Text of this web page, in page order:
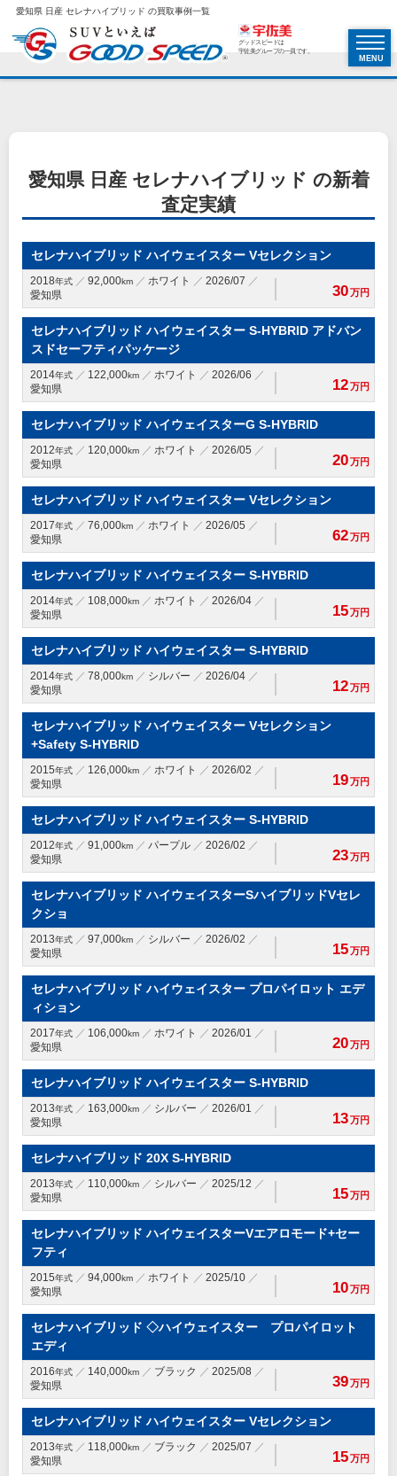
愛知県 日産 セレナハイブリッド の買取事例一覧
グッドスピードは
宇佐美グループの一員です。
MENU
愛知県 日産 セレナハイブリッド の新着
査定実績
セレナハイブリッド ハイウェイスター Vセレクション
2018年式 92,000km ホワイト
2026/07
愛知県
30万円
セレナハイブリッド ハイウェイスター S-HYBRID アドバン
スドセーフティパッケージ
2014年式 122,000km ホワイト
2026/06
愛知県
12万円
セレナハイブリッド ハイウェイスターG S-HYBRID
2012年式 120,000km ホワイト
2026/05
愛知県
20万円
セレナハイブリッド ハイウェイスター Vセレクション
2017年式 76,000km ホワイト
2026/05
愛知県
62万円
セレナハイブリッド ハイウェイスター S-HYBRID
2014年式 108,000km ホワイト
2026/04
愛知県
15万円
セレナハイブリッド ハイウェイスター S-HYBRID
2014年式 78,000km シルバー
2026/04
愛知県
12万円
セレナハイブリッド ハイウェイスター Vセレクション
+Safety S-HYBRID
2015年式 126,000km ホワイト
2026/02
愛知県
19万円
セレナハイブリッド ハイウェイスター S-HYBRID
2012年式 91,000km パープル
2026/02
愛知県
23万円
セレナハイブリッド ハイウェイスターSハイブリッドVセレ
クショ
2013年式 97,000km シルバー
2026/02
愛知県
15万円
セレナハイブリッド ハイウェイスター プロパイロット エデ
ィション
2017年式 106,000km ホワイト
2026/01
愛知県
20万円
セレナハイブリッド ハイウェイスター S-HYBRID
2013年式 163,000km シルバー
2026/01
愛知県
13万円
セレナハイブリッド 20X S-HYBRID
2013年式 110,000km シルバー
2025/12
愛知県
15万円
セレナハイブリッド ハイウェイスターVエアロモード+セー
フティ
2015年式 94,000km ホワイト
2025/10
愛知県
10万円
セレナハイブリッド ◇ハイウェイスター プロパイロット
エディ
2016年式 140,000km ブラック
2025/08
愛知県
39万円
セレナハイブリッド ハイウェイスター Vセレクション
2013年式 118,000km ブラック
2025/07
愛知県
15万円